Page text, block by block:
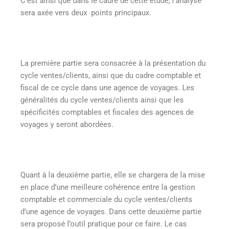
sera axée vers deux points principaux.
La première partie sera consacrée à la présentation du
cycle ventes/clients, ainsi que du cadre comptable et
fiscal de ce cycle dans une agence de voyages. Les
généralités du cycle ventes/clients ainsi que les
spécificités comptables et fiscales des agences de
voyages y seront abordées.
Quant à la deuxième partie, elle se chargera de la mise
en place d’une meilleure cohérence entre la gestion
comptable et commerciale du cycle ventes/clients
d’une agence de voyages. Dans cette deuxième partie
sera proposé l’outil pratique pour ce faire. Le cas